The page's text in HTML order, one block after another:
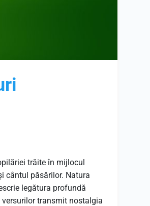
trăite în mijlocul
cântul păsărilor. Natura
legătura profundă
transmit nostalgia